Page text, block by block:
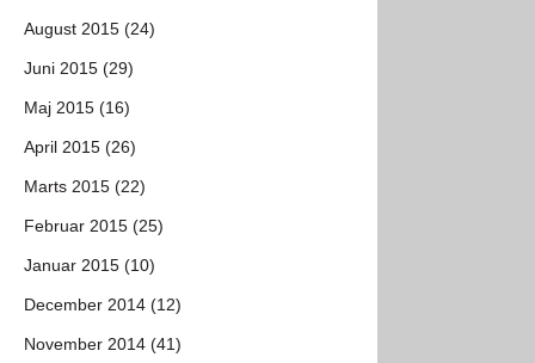
August 2015 (24)
Juni 2015 (29)
Maj 2015 (16)
April 2015 (26)
Marts 2015 (22)
Februar 2015 (25)
Januar 2015 (10)
December 2014 (12)
November 2014 (41)